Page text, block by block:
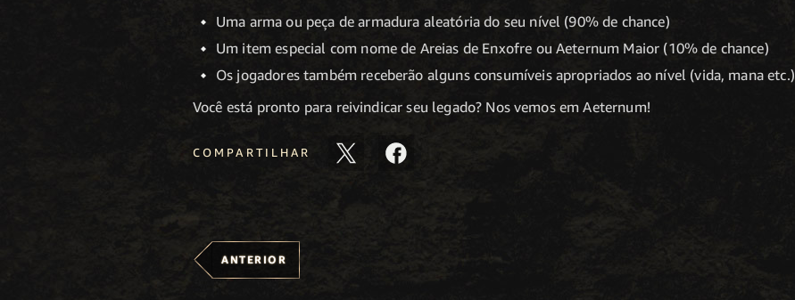
Uma arma ou peça de armadura aleatória do seu nível (90% de chance)
Um item especial com nome de Areias de Enxofre ou Aeternum Maior (10% de chance)
Os jogadores também receberão alguns consumíveis apropriados ao nível (vida, mana etc.)
Você está pronto para reivindicar seu legado? Nos vemos em Aeternum!
COMPARTILHAR
ANTERIOR